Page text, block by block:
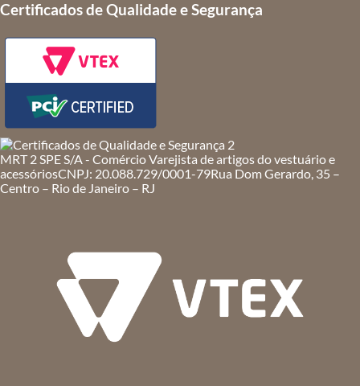
Certificados de Qualidade e Segurança
MRT 2 SPE S/A - Comércio Varejista de artigos do vestuário e
acessóriosCNPJ: 20.088.729/0001-79Rua Dom Gerardo, 35 –
Centro – Rio de Janeiro – RJ